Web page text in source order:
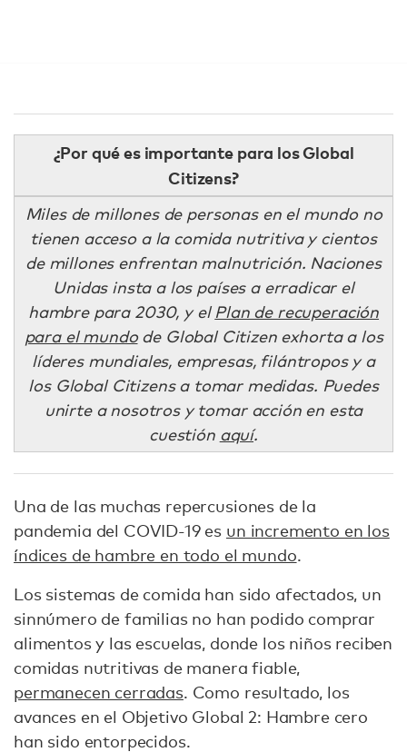
¿Por qué es importante para los Global
Citizens?
Miles de millones de personas en el mundo no
tienen acceso a la comida nutritiva y cientos
de millones enfrentan malnutrición. Naciones
Unidas insta a los países a erradicar el
hambre para 2030, y elPlan de recuperación
para el mundode Global Citizen exhorta a los
líderes mundiales, empresas, filántropos y a
los Global Citizens a tomar medidas. Puedes
unirte a nosotros y tomar acción en esta
cuestión aquí.
Una de las muchas repercusiones de la
pandemia del COVID-19 es un incremento en los
índices de hambre en todo el mundo.
Los sistemas de comida han sido afectados, un
sinnúmero de familias no han podido comprar
alimentos y las escuelas, donde los niños reciben
comidas nutritivas de manera fiable,
permanecen cerradas. Como resultado, los
avances en el Objetivo Global 2: Hambre cero
han sido entorpecidos.